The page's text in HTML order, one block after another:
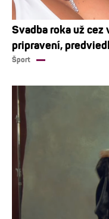
Svadba roka už cez
pripravení,
Šport